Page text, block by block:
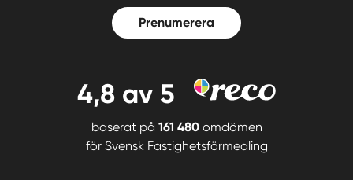
Prenumerera
4,8 av 5
baserat på 161 480omdömen
för Svensk Fastighetsförmedling